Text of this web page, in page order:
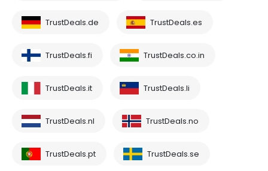
TrustDeals.de TrustDeals.es
TrustDeals.fi TrustDeals.co.in
TrustDeals.it TrustDeals.li
TrustDeals.nl TrustDeals.no
TrustDeals.pt TrustDeals.se